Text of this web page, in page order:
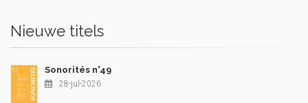
Nieuwe titels
Sonorités n°49
28-jul-2026